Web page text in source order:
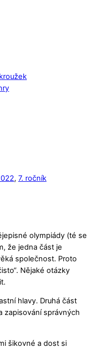
, 7. ročník
olympiády (té se
že jedna část je
společnost. Proto
Nějaké otázky
hlavy. Druhá část
zapisování správných
šikovné a dost si